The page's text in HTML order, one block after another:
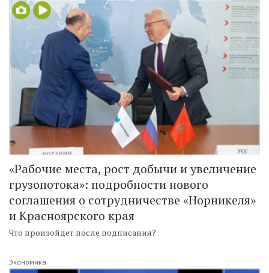
«Рабочие места, рост добычи и увеличение
грузопотока»: подробности нового
соглашения о сотрудничестве «Норникеля»
и Красноярского края
Что произойдет после подписания?
Экономика